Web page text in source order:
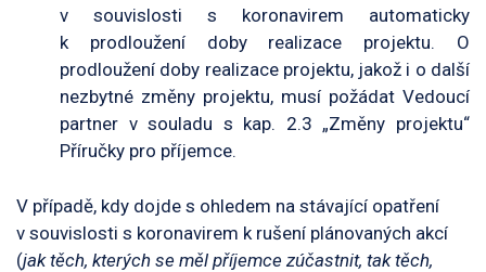
v souvislosti s koronavirem automaticky
k prodloužení doby realizace projektu. O
prodloužení doby realizace projektu, jakož i o další
nezbytné změny projektu, musí požádat Vedoucí
partner v souladu s kap. 2.3 „Změny projektu“
Příručky pro příjemce.
V případě, kdy dojde s ohledem na stávající opatření
v souvislosti s koronavirem k rušení plánovaných akcí
(jak těch, kterých se měl příjemce zúčastnit, tak těch,